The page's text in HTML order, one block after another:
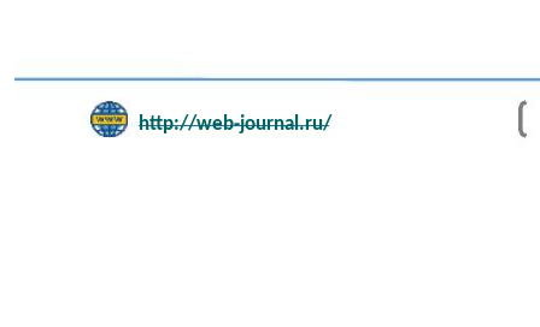
http://web-journal.ru/